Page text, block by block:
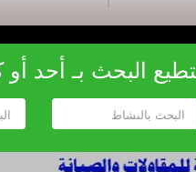
البحث بـ أحد أو